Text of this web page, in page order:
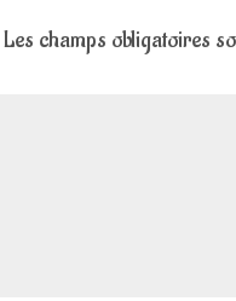
Les champs obligatoires